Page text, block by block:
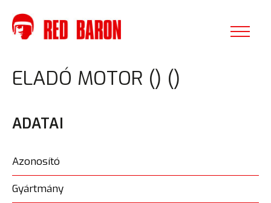
ELADÓ MOTOR () ()
ADATAI
Azonosító
Gyártmány